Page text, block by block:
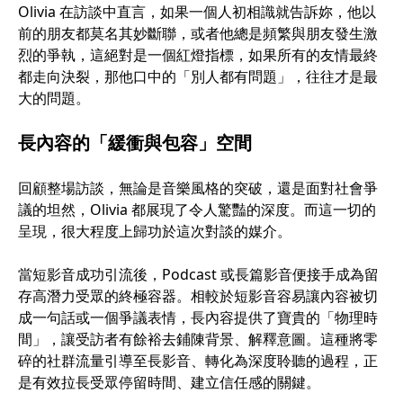
Olivia 在訪談中直言，如果一個人初相識就告訴妳，他以
前的朋友都莫名其妙斷聯，或者他總是頻繁與朋友發生激
烈的爭執，這絕對是一個紅燈指標，如果所有的友情最終
都走向決裂，那他口中的「別人都有問題」，往往才是最
大的問題。
長內容的「緩衝與包容」空間
回顧整場訪談，無論是音樂風格的突破，還是面對社會爭
議的坦然，Olivia 都展現了令人驚豔的深度。而這一切的
呈現，很大程度上歸功於這次對談的媒介。
當短影音成功引流後，Podcast 或長篇影音便接手成為留
存高潛力受眾的終極容器。相較於短影音容易讓內容被切
成一句話或一個爭議表情，長內容提供了寶貴的「物理時
間」，讓受訪者有餘裕去鋪陳背景、解釋意圖。這種將零
碎的社群流量引導至長影音、轉化為深度聆聽的過程，正
是有效拉長受眾停留時間、建立信任感的關鍵。